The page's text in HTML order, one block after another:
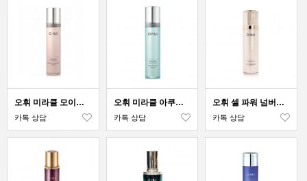
오휘 미라클 모이스처 에센스
카톡 상담
오휘 미라클 아쿠아 에센스
카톡 상담
오휘 셀 파워 넘버원 에센스
카톡 상담